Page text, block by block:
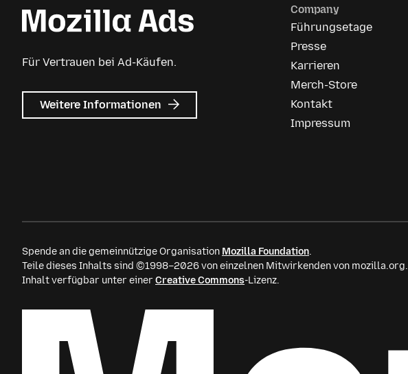
Für Vertrauen bei Ad-Käufen.
Weitere Informationen zu
Mozilla
Company
Führungsetage
Presse
Karrieren
Merch-Store
Kontakt
Impressum
Spende an die gemeinnützige Organisation Mozilla Foundation.
Teile dieses Inhalts sind ©1998–2026 von einzelnen Mitwirkenden von mozilla.org.
Inhalt verfügbar unter einer Creative Commons-Lizenz.